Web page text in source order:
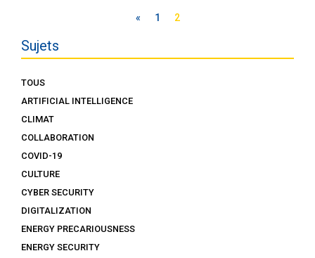
« 1 2
Sujets
TOUS
ARTIFICIAL INTELLIGENCE
CLIMAT
COLLABORATION
COVID-19
CULTURE
CYBER SECURITY
DIGITALIZATION
ENERGY PRECARIOUSNESS
ENERGY SECURITY